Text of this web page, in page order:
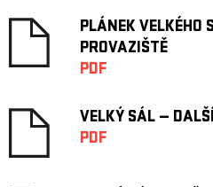
PLÁNEK VELKÉHO
PROVAZIŠTĚ
PDF
VELKÝ SÁL —
PDF